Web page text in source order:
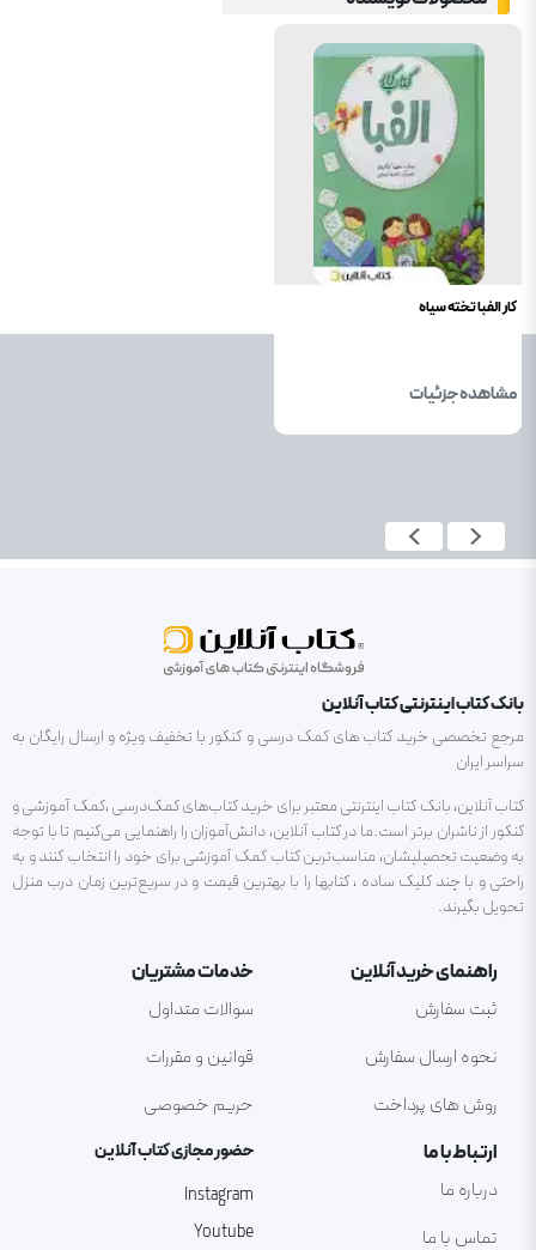
کار الفبا تخته سیاه
مشاهده جزئیات
بانک کتاب اینترنتی کتاب آنلاین
مرجع تخصصی خرید کتاب های کمک درسی و کنکور با تخفیف ویژه و ارسال رایگان به
سراسر ایران
کتاب آنلاین، بانک کتاب اینترنتی معتبر برای خرید کتاب‌های کمک‌درسی ،کمک آموزشی و
کنکور از ناشران برتر است.ما در کتاب آنلاین، دانش‌آموزان را راهنمایی می‌کنیم تا با توجه
به وضعیت تحصیلیشان، مناسب‌ترین کتاب کمک آموزشی برای خود را انتخاب کنند و به
راحتی و با چند کلیک ساده ، کتابها را با بهترین قیمت و در سریع‌ترین زمان درب منزل
تحویل بگیرند.
راهنمای خرید آنلاین
ثبت سفارش
نحوه ارسال سفارش
روش های پرداخت
خدمات مشتریان
سوالات متداول
قوانین و مقررات
حریم خصوصی
ارتباط با ما
درباره ما
تماس با ما
حضور مجازی کتاب آنلاین
Instagram
Youtube